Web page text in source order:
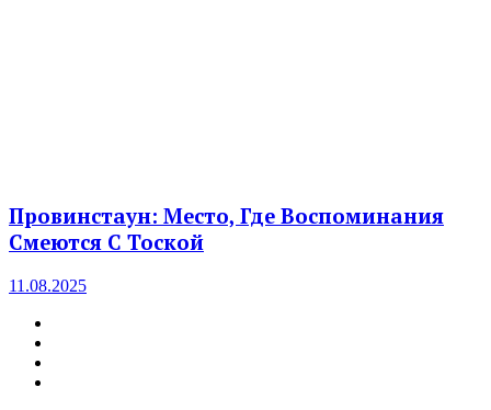
Провинстаун: Место, Где Воспоминания
Смеются С Тоской
11.08.2025